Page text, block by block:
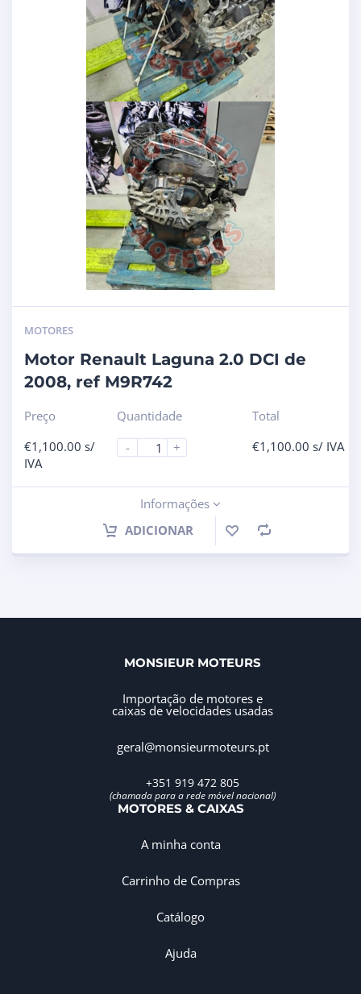
MOTORES
Motor Renault Laguna 2.0 DCI de
2008, ref M9R742
Preço
€1,100.00 s/
IVA
Quantidade
-
+
Total
€1,100.00 s/ IVA
Informações
ADICIONAR
MONSIEUR MOTEURS
Importação de motores e
caixas de velocidades usadas
geral@monsieurmoteurs.pt
+351 919 472 805
(chamada para a rede móvel nacional)
MOTORES & CAIXAS
A minha conta
Carrinho de Compras
Catálogo
Ajuda